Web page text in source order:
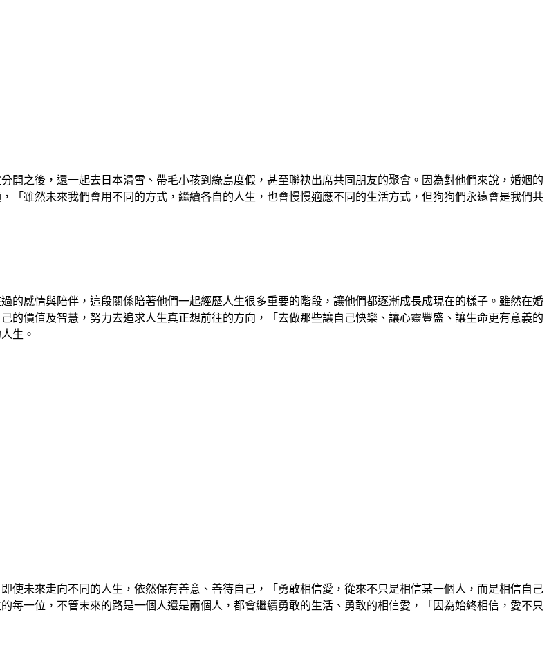
開之後，還一起去日本滑雪、帶毛小孩到綠島度假，甚至聯袂出席共同朋友的聚會。因為對他們來說，婚姻的
「雖然未來我們會用不同的方式，繼續各自的人生，也會慢慢適應不同的生活方式，但狗狗們永遠會是我們共
的感情與陪伴，這段關係陪著他們一起經歷人生很多重要的階段，讓他們都逐漸成長成現在的樣子。雖然在婚
的價值及智慧，努力去追求人生真正想前往的方向，「去做那些讓自己快樂、讓心靈豐盛、讓生命更有意義的
生。
使未來走向不同的人生，依然保有善意、善待自己，「勇敢相信愛，從來不只是相信某一個人，而是相信自己
每一位，不管未來的路是一個人還是兩個人，都會繼續勇敢的生活、勇敢的相信愛，「因為始終相信，愛不只